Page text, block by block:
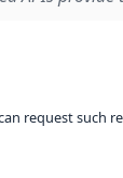
request such